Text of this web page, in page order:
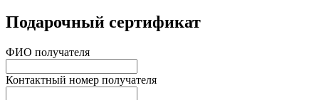
Подарочный сертификат
ФИО получателя
Контактный номер получателя